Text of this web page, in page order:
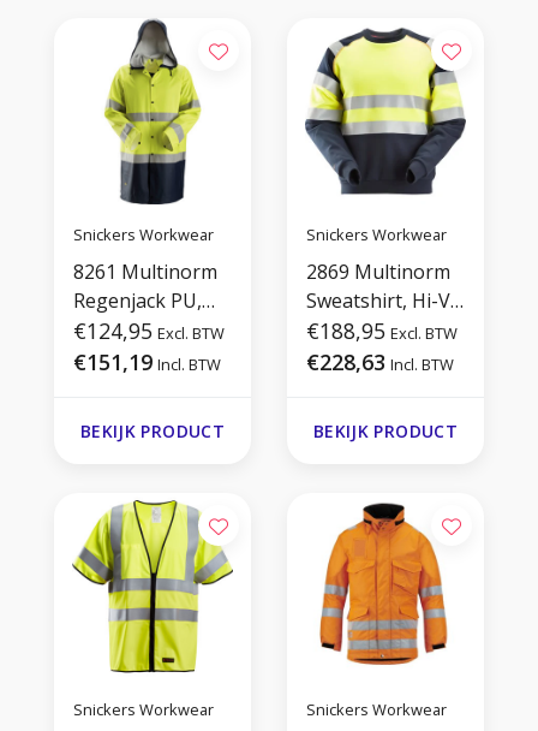
Snickers Workwear
8261 Multinorm
Regenjack PU,
Hi-Vis
€124,95 Excl. BTW
€151,19 Incl. BTW
BEKIJK PRODUCT
Snickers Workwear
2869 Multinorm
Sweatshirt, Hi-Vis
1
€188,95 Excl. BTW
€228,63 Incl. BTW
BEKIJK PRODUCT
Snickers Workwear Snickers Workwear